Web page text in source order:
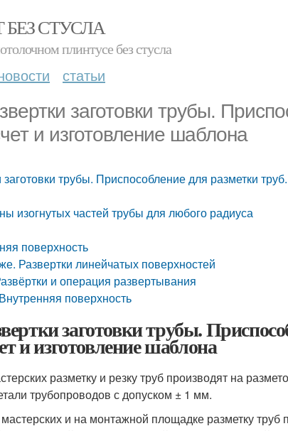
БЕЗ СТУСЛА
плинтусе без стусла
статьи
заготовки трубы.
и изготовление шаблона
трубы. Приспособление для разметки
изогнутых частей трубы для любого радиуса
поверхность
Развертки линейчатых поверхностей
и операция развертывания
поверхность
заготовки трубы.
и изготовление шаблона
разметку и резку труб производят на
трубопроводов с допуском ± 1 мм.
и на монтажной площадке разметку труб